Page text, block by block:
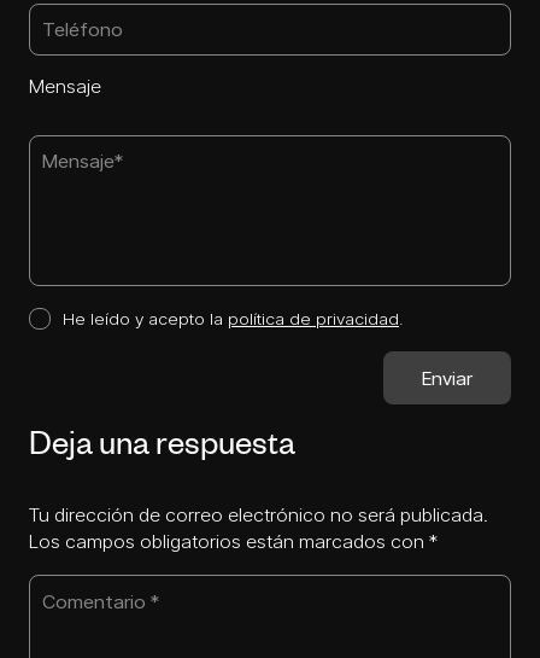
Mensaje
He leído y acepto la política de privacidad
Deja una respuesta
Tu dirección de correo electrónico no será publicada.
Los campos obligatorios están marcados con *